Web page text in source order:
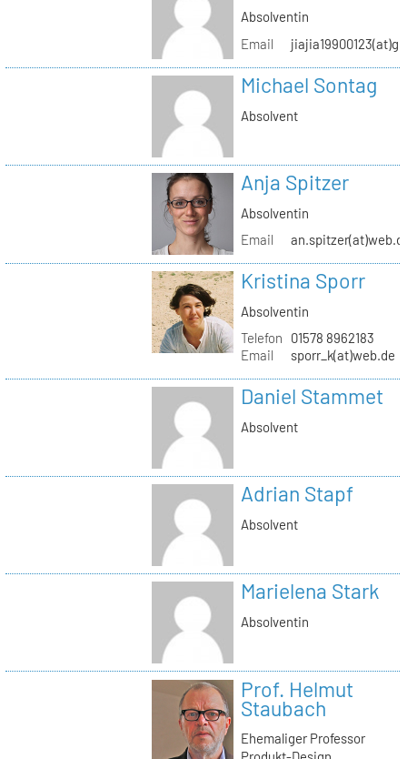
Absolventin
Email
Michael Sontag
Absolvent
Anja Spitzer
Absolventin
Email
Kristina Sporr
Absolventin
Telefon
01578 8962183
Email
sporr_k(at)web.de
Daniel Stammet
Absolvent
Adrian Stapf
Absolvent
Marielena Stark
Absolventin
Prof. Helmut
Staubach
Ehemaliger Professor